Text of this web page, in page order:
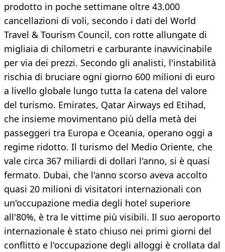
prodotto in poche settimane oltre 43.000
cancellazioni di voli, secondo i dati del World
Travel & Tourism Council, con rotte allungate di
migliaia di chilometri e carburante inavvicinabile
per via dei prezzi. Secondo gli analisti, l'instabilità
rischia di bruciare ogni giorno 600 milioni di euro
a livello globale lungo tutta la catena del valore
del turismo. Emirates, Qatar Airways ed Etihad,
che insieme movimentano più della metà dei
passeggeri tra Europa e Oceania, operano oggi a
regime ridotto. Il turismo del Medio Oriente, che
vale circa 367 miliardi di dollari l'anno, si è quasi
fermato. Dubai, che l'anno scorso aveva accolto
quasi 20 milioni di visitatori internazionali con
un'occupazione media degli hotel superiore
all'80%, è tra le vittime più visibili. Il suo aeroporto
internazionale è stato chiuso nei primi giorni del
conflitto e l'occupazione degli alloggi è crollata dal